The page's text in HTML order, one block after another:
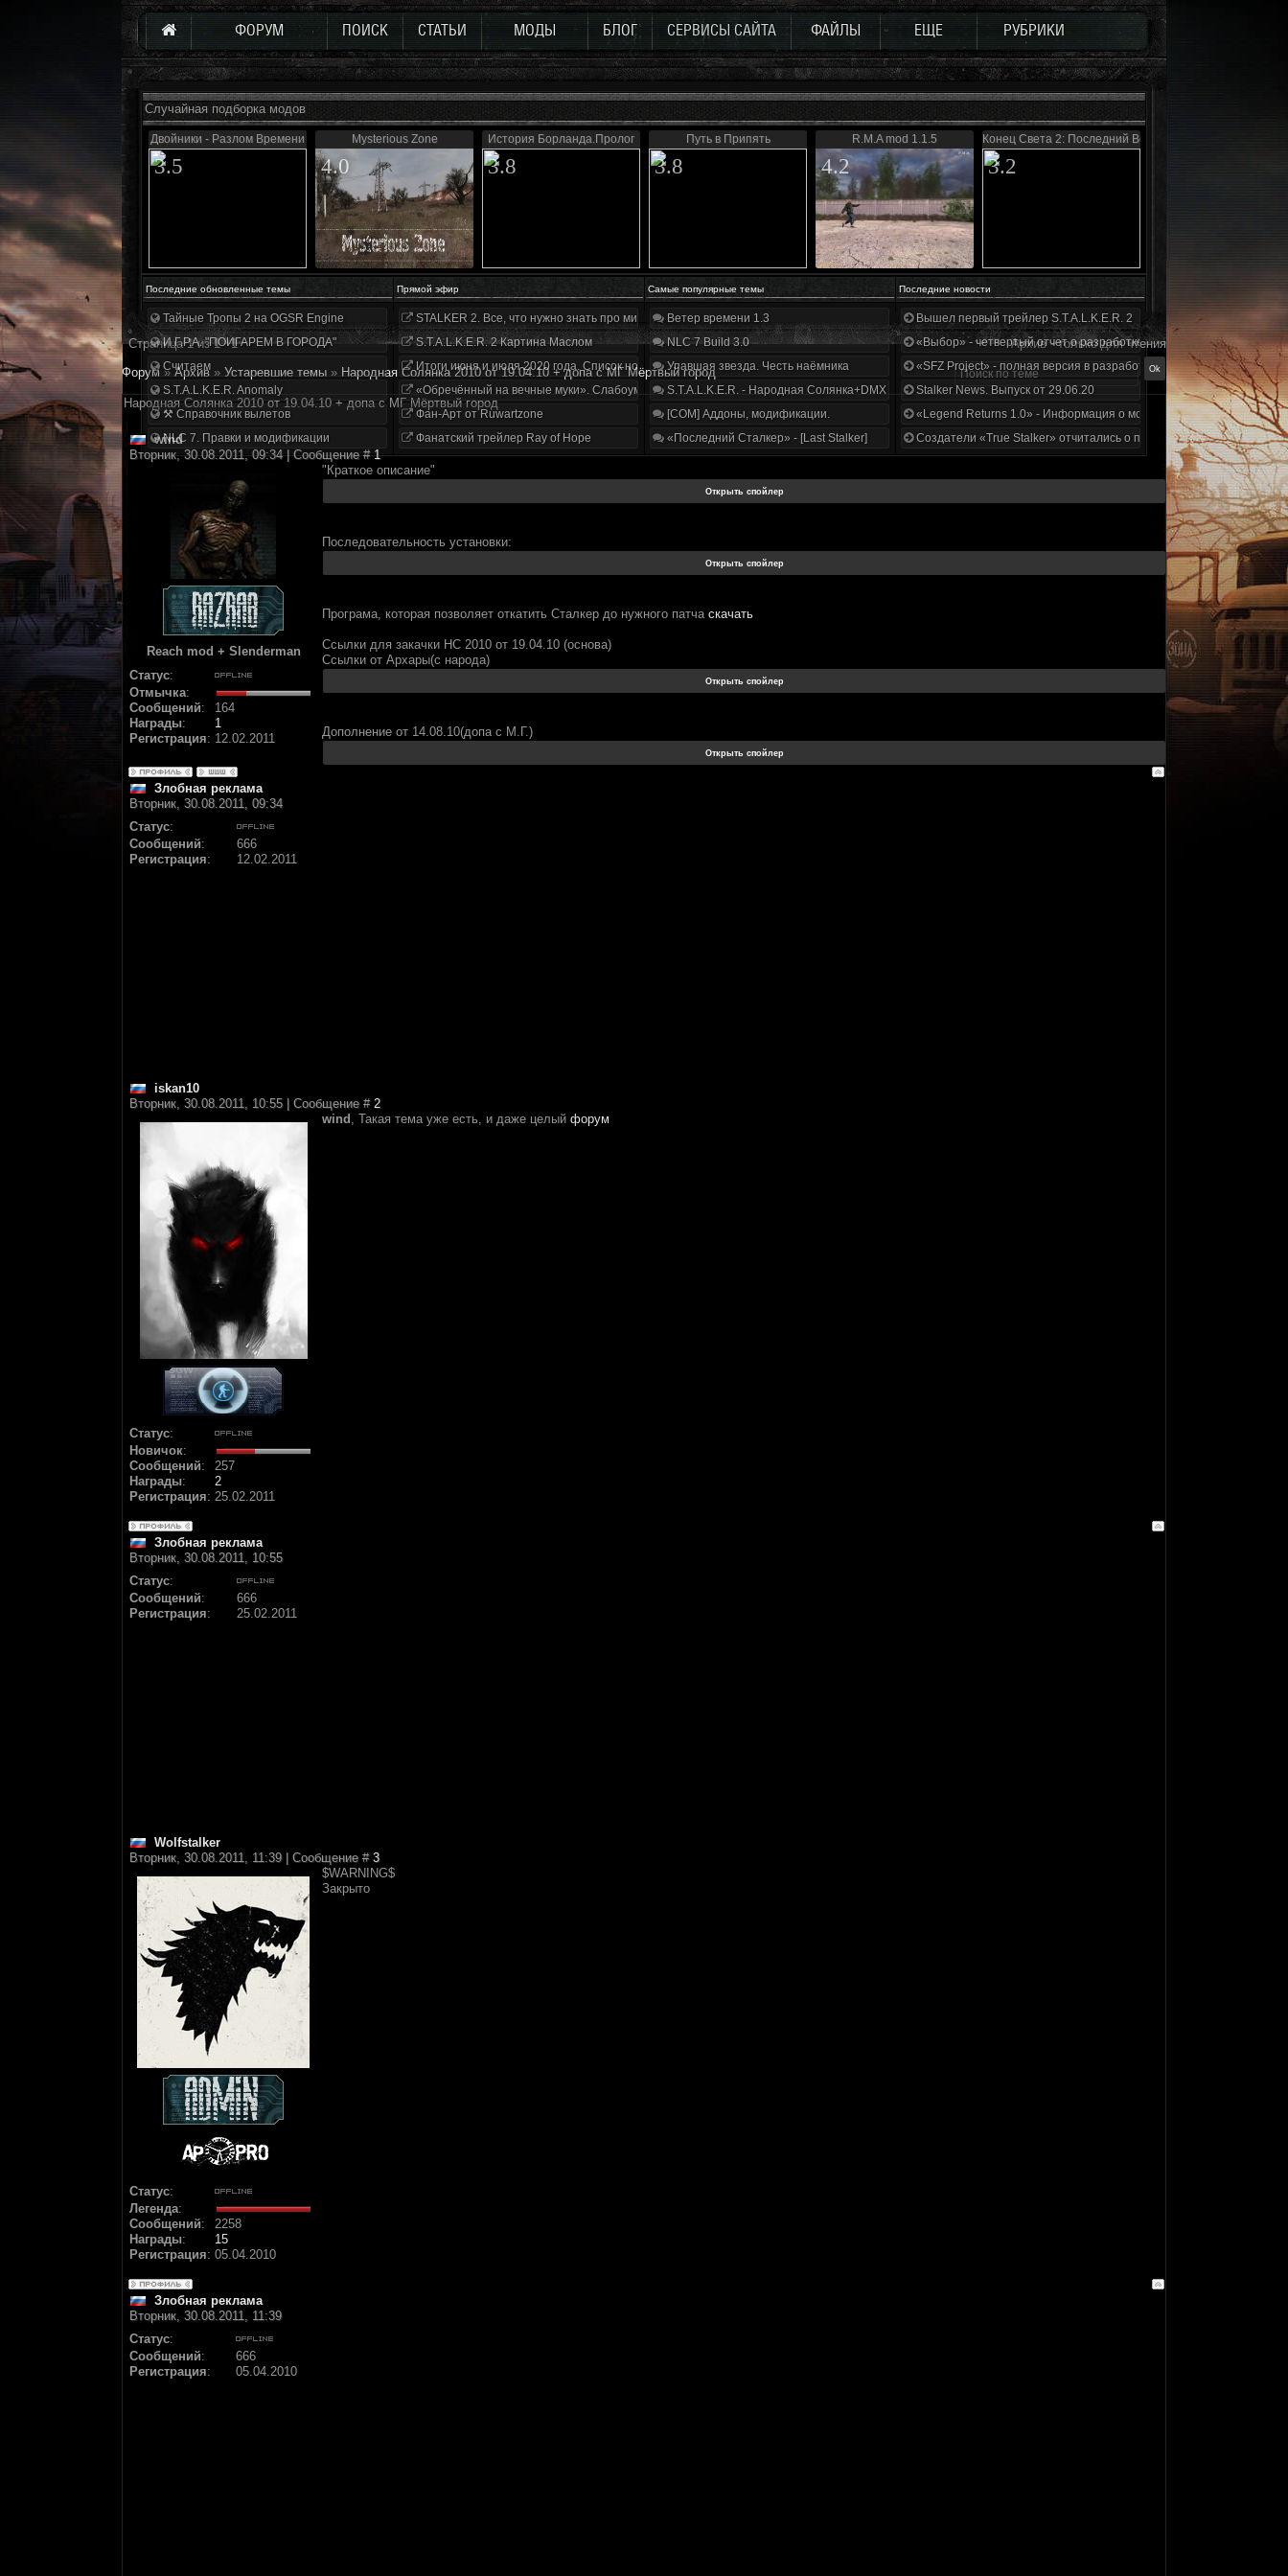
ФОРУМ ПОИСК СТАТЬИ МОДЫ БЛОГ СЕРВИСЫ САЙТА ФАЙЛЫ ЕЩЕ РУБРИКИ
Случайная подборка модов
Двойники - Разлом Времени
3.5
Mysterious Zone
4.0
История Борланда.Пролог
3.8
Путь в Припять
3.8
R.M.A mod 1.1.5
4.2
Конец Света 2: Последний Восход
3.2
Последние обновленные темы Прямой эфир Самые популярные темы Последние новости
Тайные Тропы 2 на OGSR Engine
И.Г.Р.А. "ПОИГАРЕМ В ГОРОДА"
Считаем
S.T.A.L.K.E.R. Anomaly
⚒ Справочник вылетов
NLC 7. Правки и модификации
STALKER 2. Все, что нужно знать про мир, геймплей и сюжет | Разбор трейлера
S.T.A.L.K.E.R. 2 Картина Маслом
Итоги июня и июля 2020 года. Список нововведений
«Обречённый на вечные муки». Слабоумие и отвага
Фан-Арт от Ruwartzone
Фанатский трейлер Ray of Hope
Ветер времени 1.3
NLC 7 Build 3.0
Упавшая звезда. Честь наёмника
S.T.A.L.K.E.R. - Народная Солянка+DMX 1.3.5.ООП.МА.К.
[COM] Аддоны, модификации.
«Последний Сталкер» - [Last Stalker]
Вышел первый трейлер S.T.A.L.K.E.R. 2
«Выбор» - четвертый отчет о разработке!
«SFZ Project» - полная версия в разработке!
Stalker News. Выпуск от 29.06.20
«Legend Returns 1.0» - Информация о моде за июнь 2020
Создатели «True Stalker» отчитались о проделанной работе
Страница1из1 1
Архив - только для чтения
Форум » Архив » Устаревшие темы » Народная Солянка 2010 от 19.04.10 + допа с МГ Мёртвый город
Народная Солянка 2010 от 19.04.10 + допа с МГ Мёртвый город
wind
Вторник, 30.08.2011, 09:34 | Сообщение #1
Reach mod + Slenderman
Статус:
Отмычка:
Сообщений:
164
Награды:
1
Регистрация: 12.02.2011
"Краткое описание"
Последовательность установки:
Програма, которая позволяет откатить Сталкер до нужного патча скачать
Ссылки для закачки НС 2010 от 19.04.10 (основа)
Ссылки от Архары(с народа)
Дополнение от 14.08.10(допа с М.Г.)
Злобная реклама
Вторник, 30.08.2011, 09:34
Статус:
Сообщений:
666
Регистрация: 12.02.2011
iskan10
Вторник, 30.08.2011, 10:55 | Сообщение # 2
Статус:
Новичок:
Сообщений:
257
Награды:
2
Регистрация: 25.02.2011
wind , Такая тема уже есть, и даже целый форум
Злобная реклама
Вторник, 30.08.2011, 10:55
Статус:
Сообщений:
666
Регистрация: 25.02.2011
Wolfstalker
Вторник, 30.08.2011, 11:39 | Сообщение # 3
Статус:
Легенда:
Сообщений:
2258
Награды:
15
Регистрация: 05.04.2010
$WARNING$
Закрыто
Злобная реклама
Вторник, 30.08.2011, 11:39
Статус:
Сообщений:
666
Регистрация: 05.04.2010